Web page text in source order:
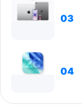
03
04